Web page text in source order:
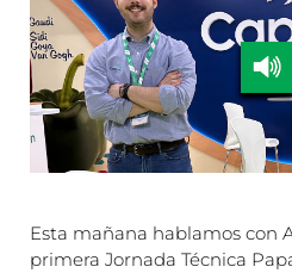
Esta mañana hablamos con
primera Jornada Técnica